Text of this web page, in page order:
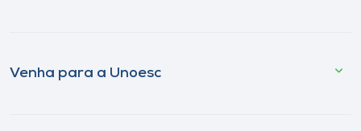
Venha para a Unoesc